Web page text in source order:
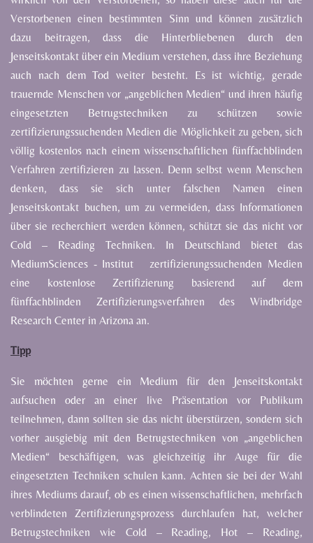
Verstorbenen einen bestimmten Sinn und können zusätzlich
dazu
beitragen, dass die Hinterbliebenen durch
den
Jenseitskontakt über ein Medium verstehen, dass ihre Beziehung
auch nach demTod weiter besteht. Es ist wichtig,
gerade
trauernde Menschen vor „angeblichen Medien“ und ihren häufig
eingesetzten Betrugstechniken zu schützen
sowie
zertifizierungssuchenden Medien die Möglichkeit zu geben, sich
völlig kostenlos nach einem wissenschaftlichen fünffachblinden
Verfahren zertifizieren zu lassen. Denn selbst wenn Menschen
denken,
dass sie sich unter falschen Namen
einen
Jenseitskontakt buchen, um zu vermeiden, dass Informationen
über sie recherchiert werden können, schützt sie das nicht vor
Cold
– Reading Techniken. In Deutschland bietet
das
MediumSciences - Institut
zertifizierungssuchenden Medien
eine kostenlose Zertifizierung basierend auf dem
fünffachblinden Zertifizierungsverfahren des
Windbridge
Research Center in Arizona an.
Tipp
Sie möchten gerne ein Medium für den
Jenseitskontakt
aufsuchen
oder an einer live Präsentation vor Publikum
teilnehmen, dann sollten sie das nicht überstürzen, sondern sich
vorher ausgiebig mit den Betrugstechniken von „angeblichen
Medien“ beschäftigen, was gleichzeitig ihr Auge für die
eingesetzten Techniken schulen kann. Achten sie bei der Wahl
ihres Mediums darauf, ob es einen wissenschaftlichen, mehrfach
verblindeten Zertifizierungsprozess durchlaufen hat, welcher
Betrugstechniken wie Cold – Reading, Hot – Reading,